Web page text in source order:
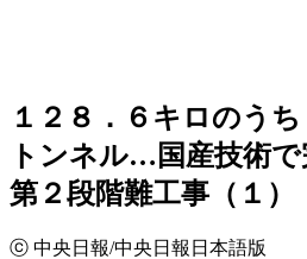
１２８．６キロのう
トンネル…国産技術で
第２段階難工事（１）
ⓒ 中央日報/中央日報日本語版